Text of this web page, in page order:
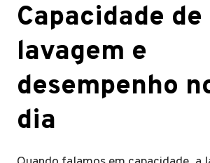
Capacidade de
lavagem e
desempenho
dia